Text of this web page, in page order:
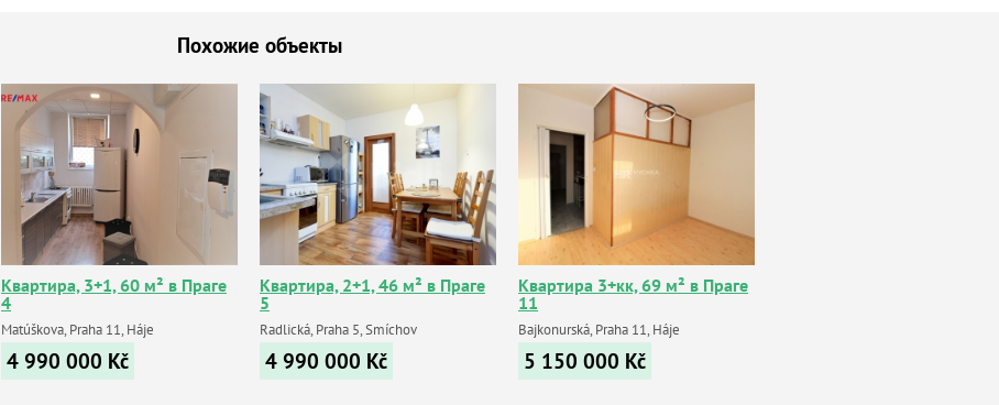
Похожие объекты
Квартира, 3+1, 60 м² в Праге
4
Matúškova, Praha 11, Háje
4 990 000 Kč
Квартира, 2+1, 46 м² в Праге
5
Radlická, Praha 5, Smíchov
4 990 000 Kč
Квартира 3+кк, 69 м² в Праге
11
Bajkonurská, Praha 11, Háje
5 150 000 Kč